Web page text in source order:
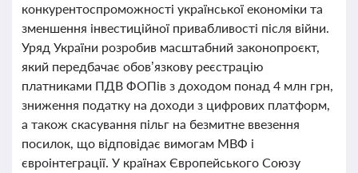
конкурентоспроможності української економіки та
зменшення інвестиційної привабливості після війни.
Уряд України розробив масштабний законопроєкт,
який передбачає обов’язкову реєстрацію
платниками ПДВ ФОПів з доходом понад 4 млн грн,
зниження податку на доходи з цифрових платформ,
а також скасування пільг на безмитне ввезення
посилок, що відповідає вимогам МВФ і
євроінтеграції. У країнах Європейського Союзу